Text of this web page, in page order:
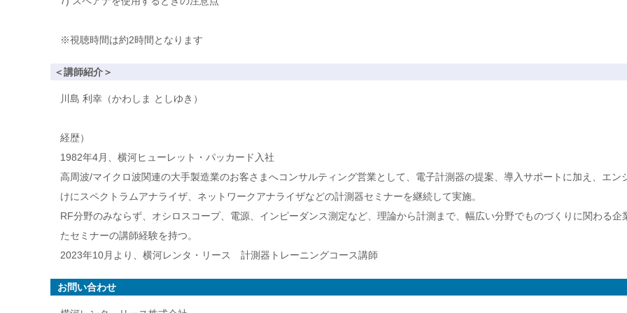
※視聴時間は約2時間となります
＜講師紹介＞
川島 利幸（かわしま としゆき）
経歴）
1982年4月、横河ヒューレット・パッカード入社
高周波/マイクロ波関連の大手製造業のお客さまへコンサルティング営業として、電子計測器の提案、導入サポートに加え、エン
けにスペクトラムアナライザ、ネットワークアナライザなどの計測器セミナーを継続して実施。
RF分野のみならず、オシロスコープ、電源、インピーダンス測定など、理論から計測まで、幅広い分野でものづくりに関わる企
たセミナーの講師経験を持つ。
2023年10月より、横河レンタ・リース 計測器トレーニングコース講師
お問い合わせ